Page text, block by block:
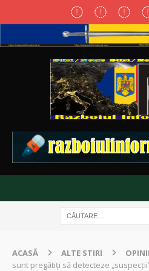
ACASĂ ALTE STIRI OPINII
sunt pregătiți să detecteze